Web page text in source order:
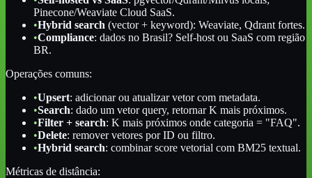
Pinecone/Weaviate Cloud SaaS.
•Hybrid search (vector + keyword): Weaviate, Qdrant fortes.
•Compliance: dados no Brasil? Self-host ou SaaS com região
BR.
Operações comuns:
•Upsert: adicionar ou atualizar vetor com metadata.
•Search: dado um vetor query, retornar K mais próximos.
•Filter + search: K mais próximos onde categoria = "FAQ".
•Delete: remover vetores por ID ou filtro.
•Hybrid search: combinar score vetorial com BM25 textual.
Métricas de distância: